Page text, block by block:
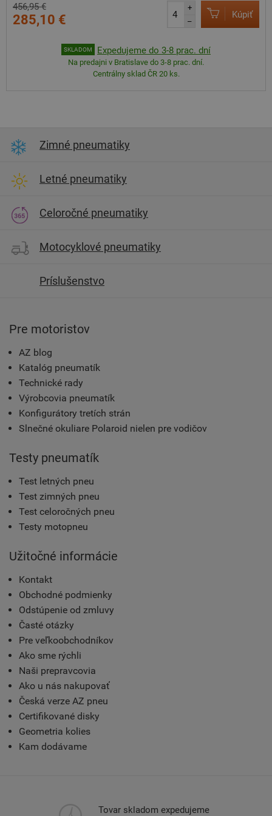
456,95 €
285,10 €
+
–
Kúpiť
SKLADOM Expedujeme do 3-8 prac. dní
Na predajni v Bratislave do 3-8 prac. dní.
Centrálny sklad ČR 20 ks.
Zimné pneumatiky
Letné pneumatiky
Celoročné pneumatiky
Motocyklové pneumatiky
Príslušenstvo
Pre motoristov
AZ blog
Katalóg pneumatík
Technické rady
Výrobcovia pneumatík
Konfigurátory tretích strán
Slnečné okuliare Polaroid nielen pre vodičov
Testy pneumatík
Test letných pneu
Test zimných pneu
Test celoročných pneu
Testy motopneu
Užitočné informácie
Kontakt
Obchodné podmienky
Odstúpenie od zmluvy
Časté otázky
Pre veľkoobchodníkov
Ako sme rýchli
Naši prepravcovia
Ako u nás nakupovať
Česká verze AZ pneu
Certifikované disky
Geometria kolies
Kam dodávame
Tovar skladom expedujeme